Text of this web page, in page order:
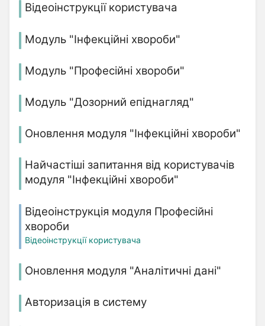
Відеоінструкції користувача
Модуль "Інфекційні хвороби"
Модуль "Професійні хвороби"
Модуль "Дозорний епіднагляд"
Оновлення модуля "Інфекційні хвороби"
Найчастіші запитання від користувачів
модуля "Інфекційні хвороби"
Відеоінструкція модуля Професійні
хвороби
Відеоінструкції користувача
Оновлення модуля "Аналітичні дані"
Авторизація в систему